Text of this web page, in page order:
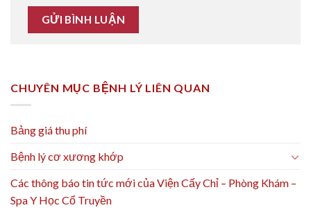
CHUYÊN MỤC BỆNH LÝ LIÊN QUAN
Bảng giá thu phí
Bệnh lý cơ xương khớp
Các thông báo tin tức mới của Viện Cấy Chỉ – Phòng Khám –
Spa Y Học Cổ Truyền